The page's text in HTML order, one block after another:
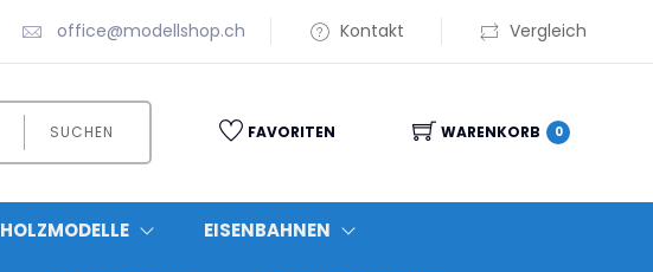
office@modellshop.ch Kontakt Vergleich
SUCHEN FAVORITEN WARENKORB 0
HOLZMODELLE EISENBAHNEN